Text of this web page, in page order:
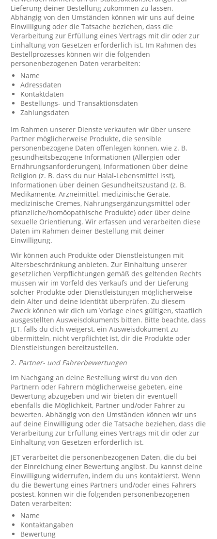
Lieferung deiner Bestellung zukommen zu lassen.
Abhängig von den Umständen können wir uns auf deine
Einwilligung oder die Tatsache beziehen, dass die
Verarbeitung zur Erfüllung eines Vertrags mit dir oder zur
Einhaltung von Gesetzen erforderlich ist. Im Rahmen des
Bestellprozesses können wir die folgenden
personenbezogenen Daten verarbeiten:
Name
Adressdaten
Kontaktdaten
Bestellungs- und Transaktionsdaten
Zahlungsdaten
Im Rahmen unserer Dienste verkaufen wir über unsere
Partner möglicherweise Produkte, die sensible
personenbezogene Daten offenlegen können, wie z. B.
gesundheitsbezogene Informationen (Allergien oder
Ernährungsanforderungen), Informationen über deine
Religion (z. B. dass du nur Halal-Lebensmittel isst),
Informationen über deinen Gesundheitszustand (z. B.
Medikamente, Arzneimittel, medizinische Geräte,
medizinische Cremes, Nahrungsergänzungsmittel oder
pflanzliche/homöopathische Produkte) oder über deine
sexuelle Orientierung. Wir erfassen und verarbeiten diese
Daten im Rahmen deiner Bestellung mit deiner
Einwilligung.
Wir können auch Produkte oder Dienstleistungen mit
Altersbeschränkung anbieten. Zur Einhaltung unserer
gesetzlichen Verpflichtungen gemäß des geltenden Rechts
müssen wir im Vorfeld des Verkaufs und der Lieferung
solcher Produkte oder Dienstleistungen möglicherweise
dein Alter und deine Identität überprüfen. Zu diesem
Zweck können wir dich um Vorlage eines gültigen, staatlich
ausgestellten Ausweisdokuments bitten. Bitte beachte, dass
JET, falls du dich weigerst, ein Ausweisdokument zu
übermitteln, nicht verpflichtet ist, dir die Produkte oder
Dienstleistungen bereitzustellen.
2. Partner- und Fahrerbewertungen
Im Nachgang an deine Bestellung wirst du von den
Partnern oder Fahrern möglicherweise gebeten, eine
Bewertung abzugeben und wir bieten dir eventuell
ebenfalls die Möglichkeit, Partner und/oder Fahrer zu
bewerten. Abhängig von den Umständen können wir uns
auf deine Einwilligung oder die Tatsache beziehen, dass die
Verarbeitung zur Erfüllung eines Vertrags mit dir oder zur
Einhaltung von Gesetzen erforderlich ist.
JET verarbeitet die personenbezogenen Daten, die du bei
der Einreichung einer Bewertung angibst. Du kannst deine
Einwilligung widerrufen, indem du uns kontaktierst. Wenn
du die Bewertung eines Partners und/oder eines Fahrers
postest, können wir die folgenden personenbezogenen
Daten verarbeiten:
Name
Kontaktangaben
Bewertung